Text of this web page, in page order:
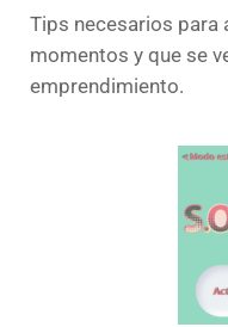
Tips necesarios para
momentos y que se
emprendimiento.